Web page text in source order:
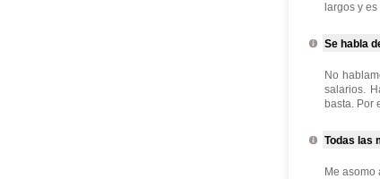
largos y
Se habla
No
salarios.
basta. Por
Todas las
Me